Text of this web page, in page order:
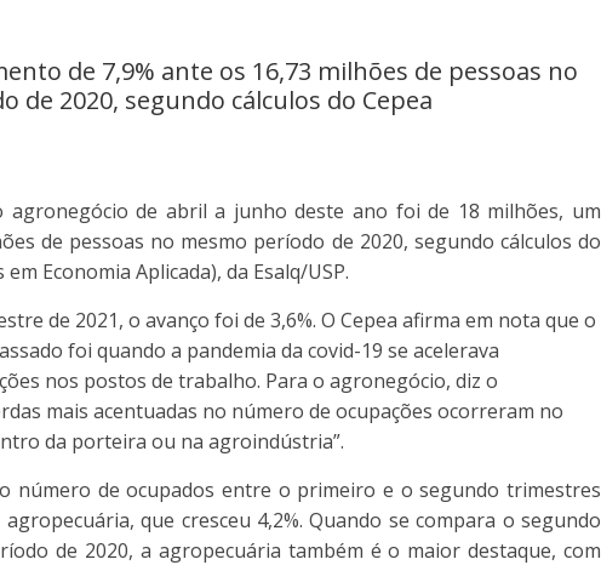
de 7,9% ante os 16,73 milhões de pessoas no
de 2020, segundo cálculos do Cepea
agronegócio de abril a junho deste ano foi de 18 milhões, um
de pessoas no mesmo período de 2020, segundo cálculos do
Economia Aplicada), da Esalq/USP.
de 2021, o avanço foi de 3,6%. O Cepea afirma em nota que o
foi quando a pandemia da covid-19 se acelerava
nos postos de trabalho. Para o agronegócio, diz o
mais acentuadas no número de ocupações ocorreram no
da porteira ou na agroindústria”.
número de ocupados entre o primeiro e o segundo trimestres
que cresceu 4,2%. Quando se compara o segundo
de 2020, a agropecuária também é o maior destaque, com